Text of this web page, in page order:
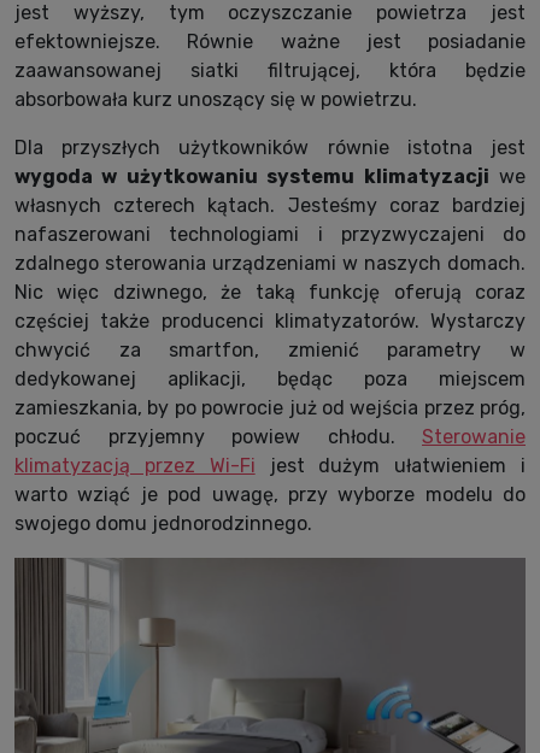
jest wyższy, tym oczyszczanie powietrza jest
efektowniejsze. Równie ważne jest posiadanie
zaawansowanej siatki filtrującej, która będzie
absorbowała kurz unoszący się w powietrzu.
Dla przyszłych użytkowników równie istotna jest
wygoda w użytkowaniu systemu klimatyzacji we
własnych czterech kątach. Jesteśmy coraz bardziej
nafaszerowani technologiami i przyzwyczajeni do
zdalnego sterowania urządzeniami w naszych domach.
Nic więc dziwnego, że taką funkcję oferują coraz
częściej także producenci klimatyzatorów. Wystarczy
chwycić za smartfon, zmienić parametry w
dedykowanej aplikacji, będąc poza miejscem
zamieszkania, by po powrocie już od wejścia przez próg,
poczuć przyjemny powiew chłodu. Sterowanie
klimatyzacją przez Wi-Fi jest dużym ułatwieniem i
warto wziąć je pod uwagę, przy wyborze modelu do
swojego domu jednorodzinnego.